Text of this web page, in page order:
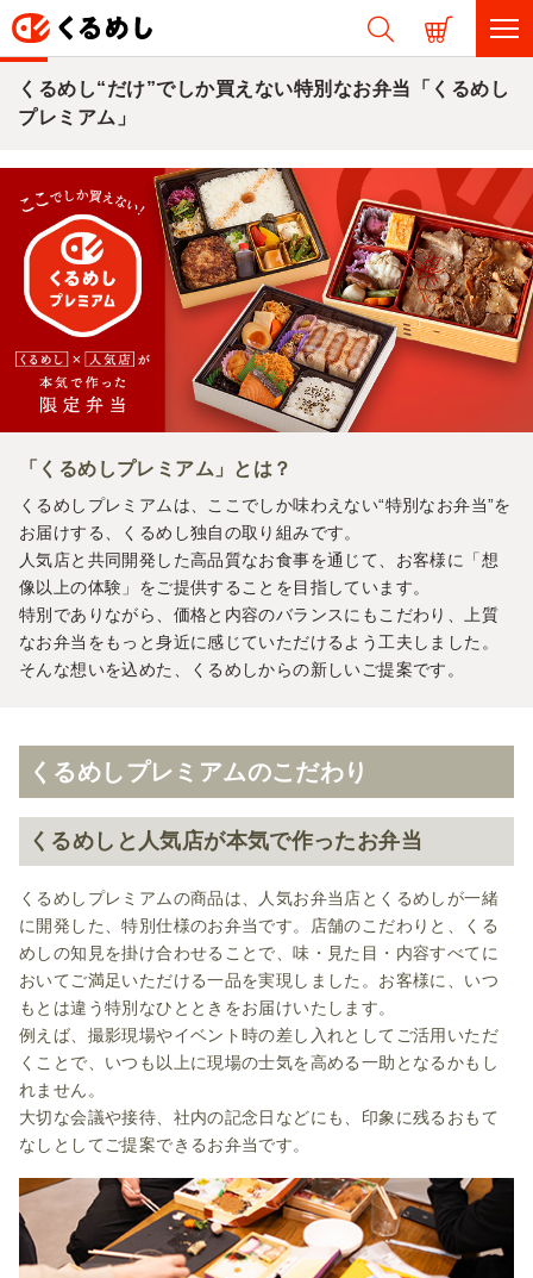
くるめし“だけ”でしか買えない特別なお弁当「くるめし
プレミアム」
「くるめしプレミアム」とは？
くるめしプレミアムは、ここでしか味わえない“特別なお弁当”を
お届けする、くるめし独自の取り組みです。
人気店と共同開発した高品質なお食事を通じて、お客様に「想
像以上の体験」をご提供することを目指しています。
特別でありながら、価格と内容のバランスにもこだわり、上質
なお弁当をもっと身近に感じていただけるよう工夫しました。
そんな想いを込めた、くるめしからの新しいご提案です。
くるめしプレミアムのこだわり
くるめしと人気店が本気で作ったお弁当
くるめしプレミアムの商品は、人気お弁当店とくるめしが一緒
に開発した、特別仕様のお弁当です。店舗のこだわりと、くる
めしの知見を掛け合わせることで、味・見た目・内容すべてに
おいてご満足いただける一品を実現しました。お客様に、いつ
もとは違う特別なひとときをお届けいたします。
例えば、撮影現場やイベント時の差し入れとしてご活用いただ
くことで、いつも以上に現場の士気を高める一助となるかもし
れません。
大切な会議や接待、社内の記念日などにも、印象に残るおもて
なしとしてご提案できるお弁当です。